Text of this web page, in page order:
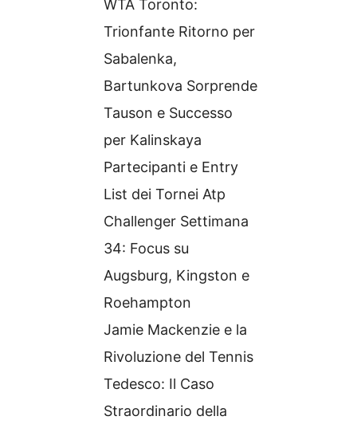
WTA Toronto:
Trionfante Ritorno per
Sabalenka,
Bartunkova Sorprende
Tauson e Successo
per Kalinskaya
Partecipanti e Entry
List dei Tornei Atp
Challenger Settimana
34: Focus su
Augsburg, Kingston e
Roehampton
Jamie Mackenzie e la
Rivoluzione del Tennis
Tedesco: Il Caso
Straordinario della